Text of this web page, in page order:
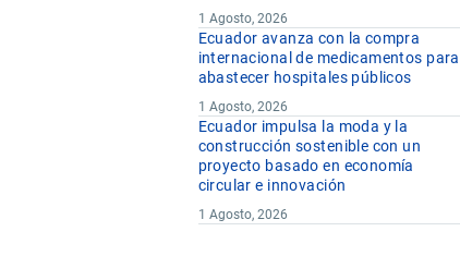
1 Agosto, 2026
Ecuador avanza con la compra
internacional de medicamentos para
abastecer hospitales públicos
1 Agosto, 2026
Ecuador impulsa la moda y la
construcción sostenible con un
proyecto basado en economía
circular e innovación
1 Agosto, 2026